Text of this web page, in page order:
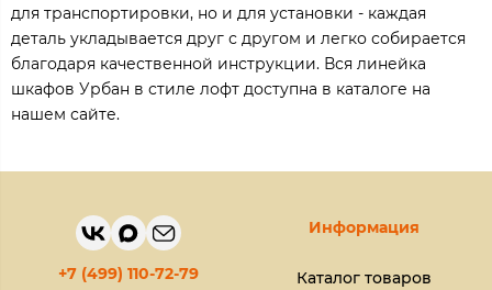
для транспортировки, но и для установки - каждая
деталь укладывается друг с другом и легко собирается
благодаря качественной инструкции. Вся линейка
шкафов Урбан в стиле лофт доступна в каталоге на
нашем сайте.
+7 (499) 110-72-79
Информация
Каталог товаров